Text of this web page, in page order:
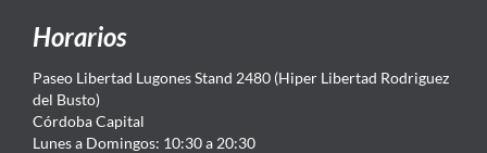
Horarios
Paseo Libertad Lugones Stand 2480 (Hiper Libertad Rodriguez
del Busto)
Córdoba Capital
Lunes a Domingos: 10:30 a 20:30